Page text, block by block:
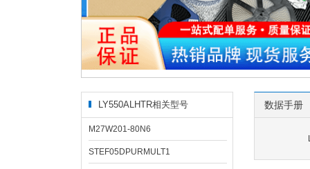
LY550ALHTR相关型号
M27W201-80N6
STEF05DPURMULT1
数据手册